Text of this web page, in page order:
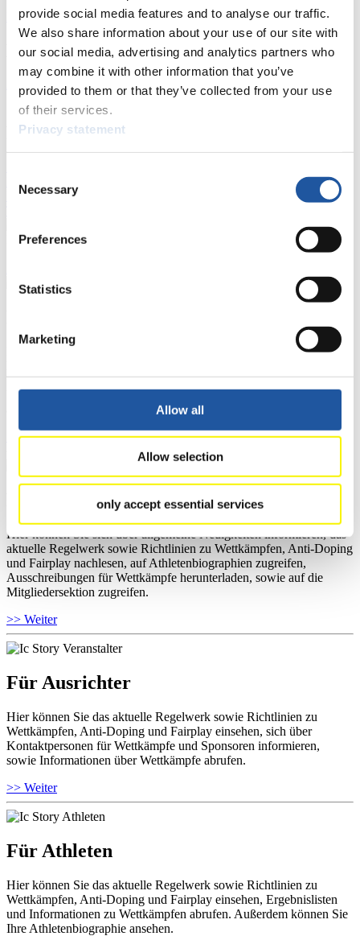
provide social media features and to analyse our traffic.
We also share information about your use of our site with
our social media, advertising and analytics partners who
may combine it with other information that you’ve
provided to them or that they’ve collected from your use
of their services.
Privacy statement
Selection
Necessary
Preferences
Statistics
Marketing
Allow all
Allow selection
only accept essential services
Kunstbahn RodelnAlpin RodelnRennkalender als PDF
Ergebnisse
Gesamtstände Statistiken
FIL LIVE TV
Rodeln
Ergebnis-Live-Ticker Kunstbahn
Naturbahn
Hier finden Sie Informationen für Presse- und Medienvertreter. Sie
Wettkämpfen. Außerdem können Sie Ihre Medienakkreditierung
beantragen, die Grundregeln des Rennrodelsports einsehen und
allgemeine Neuigkeiten einholen.
>> Weiter
Für Nationale Verbände
Hier können Sie sich über allgemeine Neuigkeiten informieren, das
aktuelle Regelwerk sowie Richtlinien zu Wettkämpfen, Anti-Doping
und Fairplay nachlesen, auf Athletenbiographien zugreifen,
Ausschreibungen für Wettkämpfe herunterladen, sowie auf die
Mitgliedersektion zugreifen.
>> Weiter
Für Ausrichter
Hier können Sie das aktuelle Regelwerk sowie Richtlinien zu
Wettkämpfen, Anti-Doping und Fairplay einsehen, sich über
Kontaktpersonen für Wettkämpfe und Sponsoren informieren,
sowie Informationen über Wettkämpfe abrufen.
>> Weiter
Für Athleten
Hier können Sie das aktuelle Regelwerk sowie Richtlinien zu
Wettkämpfen, Anti-Doping und Fairplay einsehen, Ergebnislisten
und Informationen zu Wettkämpfen abrufen. Außerdem können Sie
Ihre Athletenbiographie ansehen.